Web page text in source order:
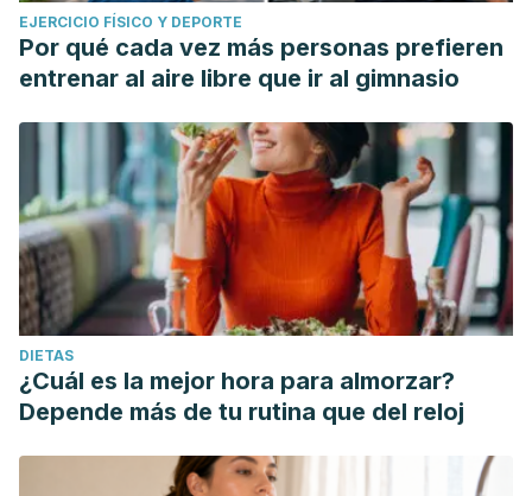
EJERCICIO FÍSICO Y DEPORTE
Por qué cada vez más personas prefieren
entrenar al aire libre que ir al gimnasio
DIETAS
¿Cuál es la mejor hora para almorzar?
Depende más de tu rutina que del reloj